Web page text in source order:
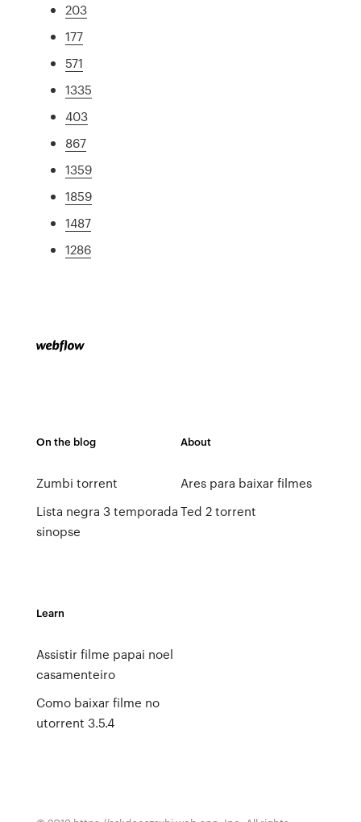
203
177
571
1335
403
867
1359
1859
1487
1286
On the blog
Zumbi torrent
Lista negra 3 temporada
sinopse
About
Ares para baixar filmes
Ted 2 torrent
Learn
Assistir filme papai noel
casamenteiro
Como baixar filme no
utorrent 3.5.4